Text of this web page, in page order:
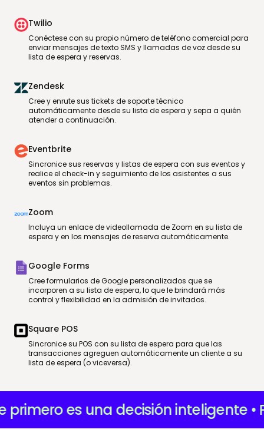
Twilio
Conéctese con su propio número de teléfono comercial para
enviar mensajes de texto SMS y llamadas de voz desde su
lista de espera y reservas.
Zendesk
Cree y enrute sus tickets de soporte técnico
automáticamente desde su lista de espera y sepa a quién
atender a continuación.
Eventbrite
Sincronice sus reservas y listas de espera con sus eventos y
realice el check-in y seguimiento de los asistentes a sus
eventos sin problemas.
Zoom
Incluya un enlace de videollamada de Zoom en su lista de
espera y en los mensajes de reserva automáticamente.
Google Forms
Cree formularios de Google personalizados que se
incorporen a su lista de espera, lo que le brindará más
control y flexibilidad en la admisión de invitados.
Square POS
Sincronice su POS con su lista de espera para que las
transacciones agreguen automáticamente un cliente a su
lista de espera (o viceversa).
es una decisión inteligente •